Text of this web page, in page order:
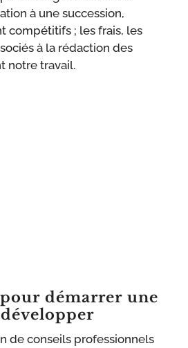
à une succession,
compétitifs ; les frais, les
à la rédaction des
notre travail.
démarrer une
de conseils professionnels